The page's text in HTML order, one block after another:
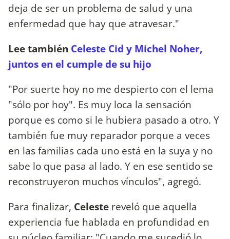
deja de ser un problema de salud y una
enfermedad que hay que atravesar."
Lee también Celeste Cid y Michel Noher,
juntos en el cumple de su hijo
"Por suerte hoy no me despierto con el lema
"sólo por hoy". Es muy loca la sensación
porque es como si le hubiera pasado a otro. Y
también fue muy reparador porque a veces
en las familias cada uno está en la suya y no
sabe lo que pasa al lado. Y en ese sentido se
reconstruyeron muchos vínculos", agregó.
Para finalizar, Celeste reveló que aquella
experiencia fue hablada en profundidad en